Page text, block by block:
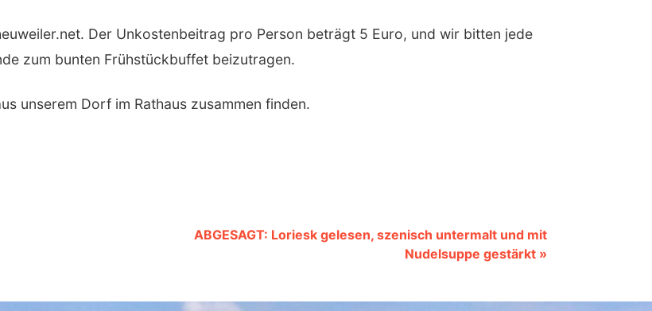
Der Unkostenbeitrag pro Person beträgt 5 Euro, und wir bitten jede
zum bunten Frühstückbuffet beizutragen.
unserem Dorf im Rathaus zusammen finden.
ABGESAGT: Loriesk gelesen, szenisch untermalt und mit
Nudelsuppe gestärkt »